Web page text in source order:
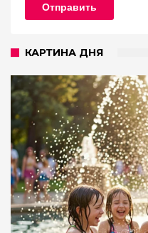
Отправить
КАРТИНА ДНЯ